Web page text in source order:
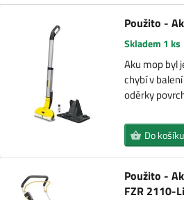
Použito -
Skladem 1 ks
Aku mop byl
chybí v
oděrky
Do košíku
Použito -
FZR 2110-Li